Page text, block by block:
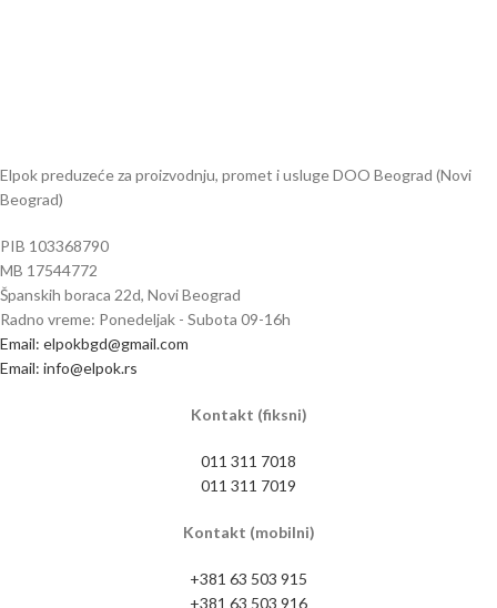
Elpok preduzeće za proizvodnju, promet i usluge DOO Beograd (Novi
Beograd)
PIB 103368790
MB 17544772
Španskih boraca 22d, Novi Beograd
Radno vreme: Ponedeljak - Subota 09-16h
Email: elpokbgd@gmail.com
Email: info@elpok.rs
Kontakt (fiksni)
011 311 7018
011 311 7019
Kontakt (mobilni)
+381 63 503 915
+381 63 503 916